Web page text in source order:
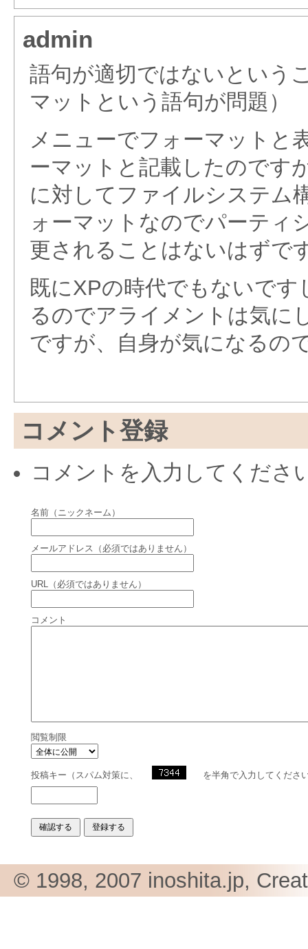
admin
語句が適切ではないという
マットという語句が問題）
メニューでフォーマットと
ーマットと記載したのです
に対してファイルシステム
ォーマットなのでパーティ
更されることはないはずで
既にXPの時代でもないです
るのでアライメントは気に
ですが、自身が気になるの
コメント登録
コメントを入力してくださ
名前（ニックネーム）
メールアドレス（必須ではありません）
URL（必須ではありません）
コメント
閲覧制限
投稿キー（スパム対策に、 を半角で入力してくださ
© 1998, 2007 inoshita.jp,